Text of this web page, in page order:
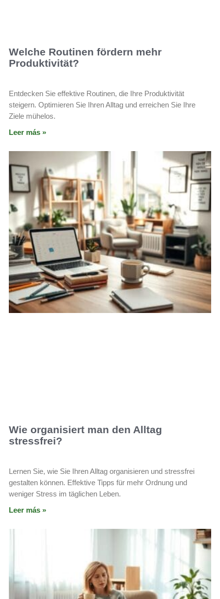
Welche Routinen fördern mehr
Produktivität?
Entdecken Sie effektive Routinen, die Ihre Produktivität
steigern. Optimieren Sie Ihren Alltag und erreichen Sie Ihre
Ziele mühelos.
Leer más »
Wie organisiert man den Alltag
stressfrei?
Lernen Sie, wie Sie Ihren Alltag organisieren und stressfrei
gestalten können. Effektive Tipps für mehr Ordnung und
weniger Stress im täglichen Leben.
Leer más »